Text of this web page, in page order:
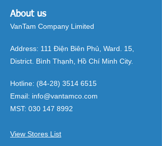
About us
VanTam Company Limited
Address: 111 Điện Biên Phủ, Ward. 15,
District. Bình Thạnh, Hồ Chí Minh City.
Hotline: (84-28) 3514 6515
Email: info@vantamco.com
MST: 030 147 8992
View Stores List